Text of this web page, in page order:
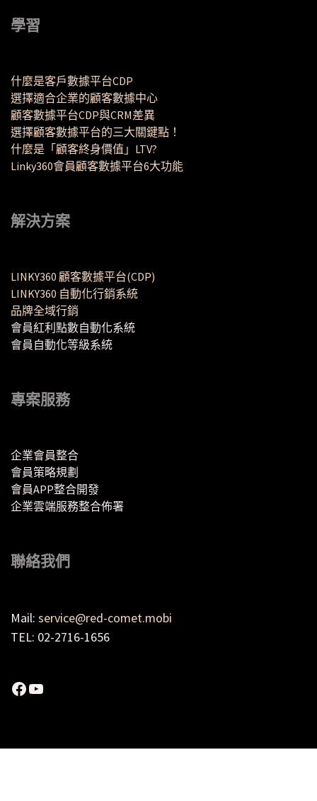
學習
什麼是客戶數據平台CDP
選擇適合企業的顧客數據中心
顧客數據平台CDP與CRM差異
選擇顧客數據平台的三大關鍵點！
什麼是「顧客終身價值」LTV?
Linky360會員顧客數據平台6大功能
解決方案
LINKY360 顧客數據平台(CDP)
LINKY360 自動化行銷系統
品牌全域行銷
會員紅利點數自動化系統
會員自動化等級系統
專案服務
企業會員整合
會員策略規劃
會員APP整合開發
企業雲端服務整合佈署
聯絡我們
Mail: service@red-comet.mobi
TEL: 02-2716-1656
Facebook
YouTube